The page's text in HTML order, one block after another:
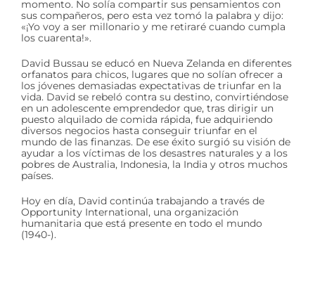
momento. No solía compartir sus pensamientos con
sus compañeros, pero esta vez tomó la palabra y dijo:
«¡Yo voy a ser millonario y me retiraré cuando cumpla
los cuarenta!».
David Bussau se educó en Nueva Zelanda en diferentes
orfanatos para chicos, lugares que no solían ofrecer a
los jóvenes demasiadas expectativas de triunfar en la
vida. David se rebeló contra su destino, convirtiéndose
en un adolescente emprendedor que, tras dirigir un
puesto alquilado de comida rápida, fue adquiriendo
diversos negocios hasta conseguir triunfar en el
mundo de las finanzas. De ese éxito surgió su visión de
ayudar a los víctimas de los desastres naturales y a los
pobres de Australia, Indonesia, la India y otros muchos
países.
Hoy en día, David continúa trabajando a través de
Opportunity International, una organización
humanitaria que está presente en todo el mundo
(1940-).